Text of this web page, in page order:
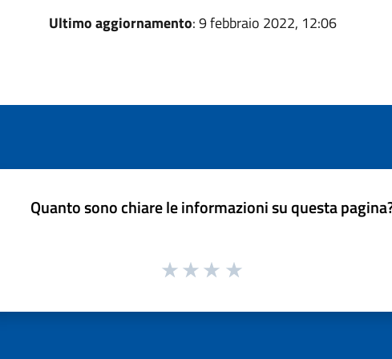
Ultimo aggiornamento: 9 febbraio 2022, 12:06
Quanto sono chiare le informazioni su questa